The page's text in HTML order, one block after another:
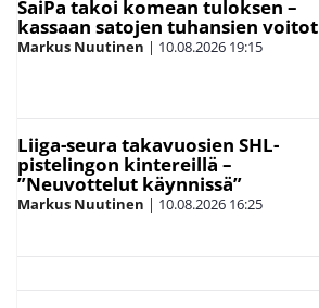
SaiPa takoi komean tuloksen –
kassaan satojen tuhansien voitot
Markus Nuutinen | 10.08.2026 19:15
Liiga-seura takavuosien SHL-
pistelingon kintereillä –
”Neuvottelut käynnissä”
Markus Nuutinen | 10.08.2026 16:25